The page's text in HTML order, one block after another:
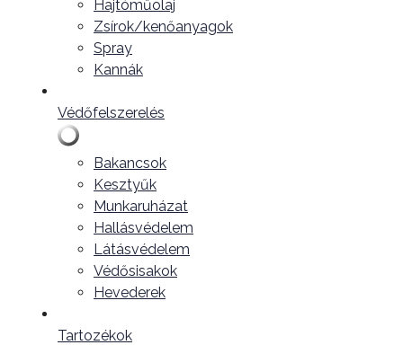
Hajtóműolaj
Zsírok/kenőanyagok
Spray
Kannák
Védőfelszerelés
Bakancsok
Kesztyűk
Munkaruházat
Hallásvédelem
Látásvédelem
Védősisakok
Hevederek
Tartozékok